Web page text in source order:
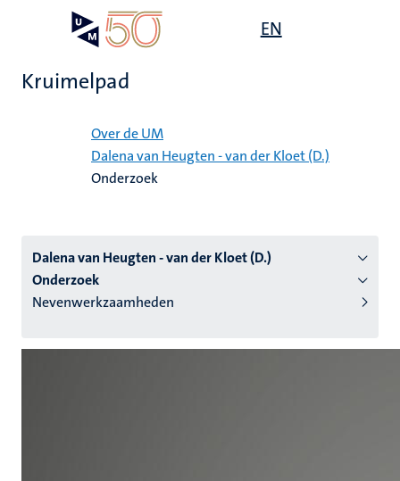
EN
Kruimelpad
Over de UM
Dalena van Heugten - van der Kloet (D.)
Onderzoek
Dalena van Heugten - van der Kloet (D.)
Onderzoek
Nevenwerkzaamheden